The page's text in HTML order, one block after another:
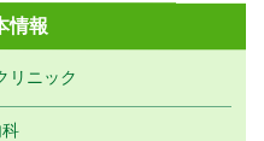
情報
リニック